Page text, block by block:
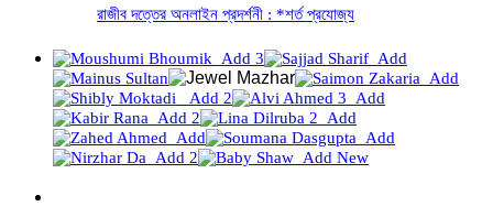
রাজীব দত্তের অনলাইন প্রদর্শনী : *শর্ত প্রযোজ্য